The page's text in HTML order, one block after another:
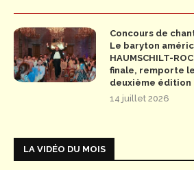
Concours de
Le baryton
HAUMSCHILT-
finale, remporte
deuxième édition
14 juillet 2026
LA VIDÉO DU MOIS